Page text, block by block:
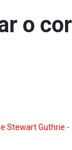
o
Stewart Guthrie